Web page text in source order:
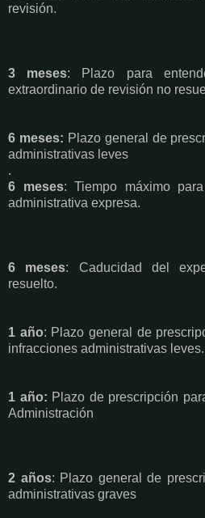
revisión.
3 meses: Plazo para
extraordinario de revisión no
6 meses: Plazo general de
administrativas leves
.
6 meses: Tiempo máximo
administrativa expresa.
6 meses: Caducidad del
resuelto.
1 año: Plazo general de
infracciones administrativas leves.
1 año: Plazo de prescripción
Administración
2 años: Plazo general de
administrativas graves